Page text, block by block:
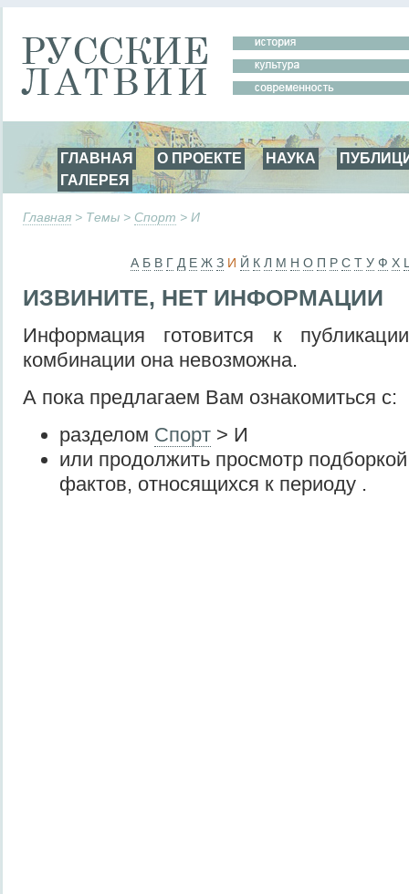
ГЛАВНАЯ О ПРОЕКТЕ НАУКА
ГАЛЕРЕЯ
Главная > Темы > Спорт > И
А Б В Г Д Е Ж З И Й К Л М Н О П Р С Т У Ф Х
ИЗВИНИТЕ, НЕТ ИНФОРМАЦИИ
Информация готовится к
комбинации она невозможна.
А пока предлагаем Вам ознакомиться с:
разделом Спорт > И
или продолжить просмотр подборкой
фактов, относящихся к периоду .